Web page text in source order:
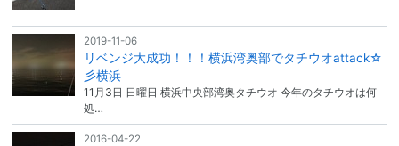
2019-11-06
リベンジ大成功！！！横浜湾奥部でタチウオattack☆
彡横浜
11月3日 日曜日 横浜中央部湾奥タチウオ 今年のタチウオは何
処…
2016-04-22